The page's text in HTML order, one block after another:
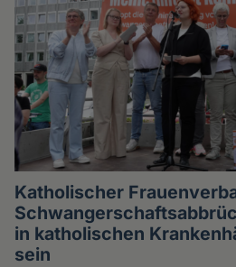
Katholischer
in katholischen
sein